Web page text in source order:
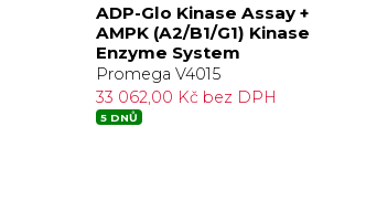
ADP-Glo Kinase Assay +
AMPK (A2/B1/G1) Kinase
Enzyme System
Promega V4015
33 062,00 Kč bez DPH
5 DNŮ